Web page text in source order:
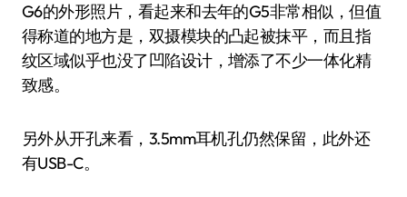
G6的外形照片，看起来和去年的G5非常相似，但值
得称道的地方是，双摄模块的凸起被抹平，而且指
纹区域似乎也没了凹陷设计，增添了不少一体化精
致感。
另外从开孔来看，3.5mm耳机孔仍然保留，此外还
有USB-C。